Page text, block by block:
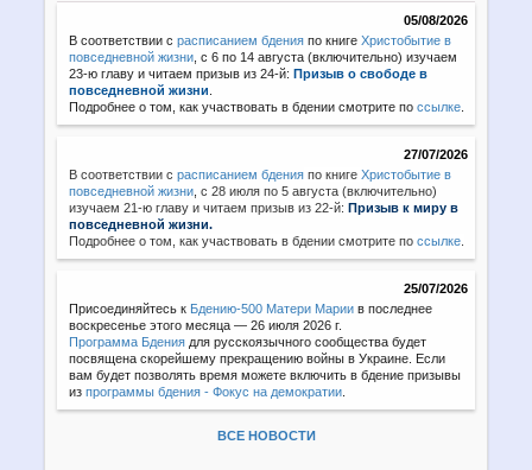
05/08/2026
В соответствии срасписанием бдения по книгеХристобытие в
повседневной жизни , с 6 по 14 августа (включительно) изучаем
23-ю главу и читаем призыв из 24-й:Призыв о свободе в
повседневной жизни
Подробнее о том, как участвовать в бдении смотрите поссылке
27/07/2026
В соответствии с расписанием бдения по книгеХристобытие в
повседневной жизни с 28 июля по 5 августа (включительно)
изучаем 21-ю главу и читаем призыв из 22-й:Призыв к миру в
повседневной жизни.
Подробнее о том, как участвовать в бдении смотрите поссылке
25/07/2026
Присоединяйтесь к Бдению-500 Матери Марии в последнее
воскресенье этого месяца — 26 июля 2026 г.
Программа Бдения для русскоязычного сообщества будет
посвящена скорейшему прекращению войны в Украине. Если
вам будет позволять время можете включить в бдение призывы
изпрограммы бдения - Фокус на демократии
ВСЕ НОВОСТИ